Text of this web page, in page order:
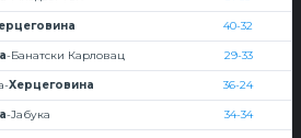
40-32
-Банатски Карловац 29-33
Херцеговина 36-24
-Јабука 34-34